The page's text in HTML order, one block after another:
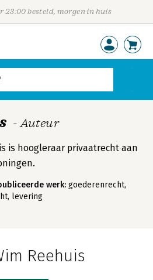
23:00 besteld, morgen in huis
- Auteur
is hoogleraar privaatrecht aan
werk: goederenrecht,
levering
Reehuis